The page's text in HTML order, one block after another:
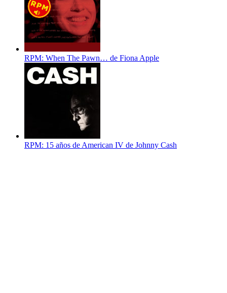
RPM: When The Pawn… de Fiona Apple
RPM: 15 años de American IV de Johnny Cash